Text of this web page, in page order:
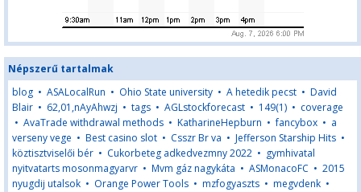
Népszerű tartalmak
blog • ASALocalRun • Ohio State university • A hetedik pecst • David
Blair • 62,01,nAyAhwzj • tags • AGLstockforecast • 149(1) • coverage
• AvaTrade withdrawal methods • KatharineHepburn •fancybox • a
verseny vege • Best casino slot • Csszr Br va • Jefferson Starship Hits •
köztisztviselői bér • Cukorbeteg adkedvezmny 2022 • gymhivatal
nyitvatarts mosonmagyarvr • Mvm gáz nagykáta • ASMonacoFC • 2015
nyugdij utalsok • Orange Power Tools • mzfogyaszts • megvdenk •